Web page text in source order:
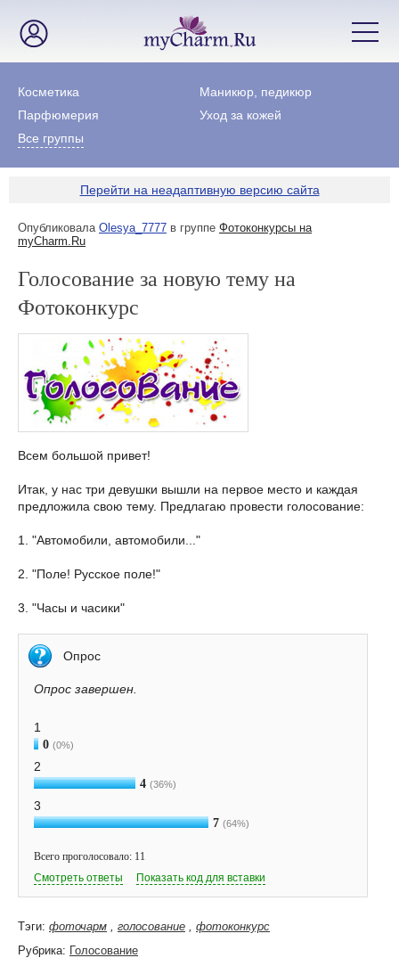
Косметика
Маникюр, педикюр
Парфюмерия
Уход за кожей
Все группы
Перейти на неадаптивную версию сайта
Опубликовала Olesya_7777 в группе Фотоконкурсы на
myCharm.Ru
Голосование за новую тему на
Фотоконкурс
Всем большой привет!
Итак, у нас три девушки вышли на первое место и каждая
предложила свою тему. Предлагаю провести голосование:
1. "Автомобили, автомобили..."
2. "Поле! Русское поле!"
3. "Часы и часики"
Опрос
Опрос завершен.
1
0 (0%)
2
4 (36%)
3
7 (64%)
Всего проголосовало: 11
Смотреть ответы
Показать код для вставки
Тэги: фоточарм , голосование , фотоконкурс
Рубрика: Голосование